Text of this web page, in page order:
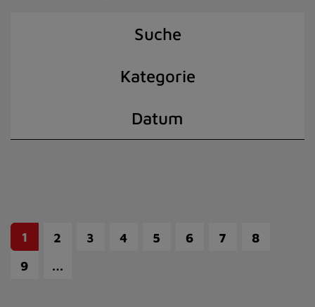
Suche
Kategorie
Datum
1 2 3 4 5 6 7
8
9
…